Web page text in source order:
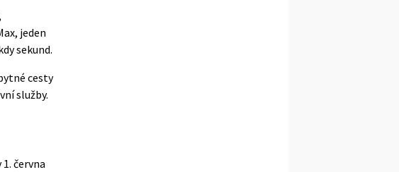
jeden
sekund.
cesty
služby.
června